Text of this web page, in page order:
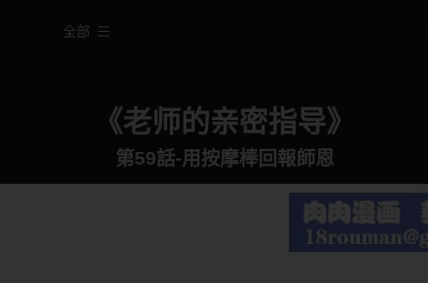
全部
《老师的亲密指导》
第59話-用按摩棒回報師恩